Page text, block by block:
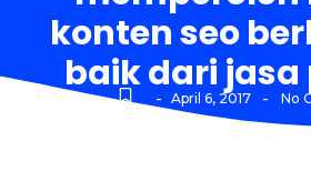
konten seo
baik dari jasa
- April 6, 2017 - No